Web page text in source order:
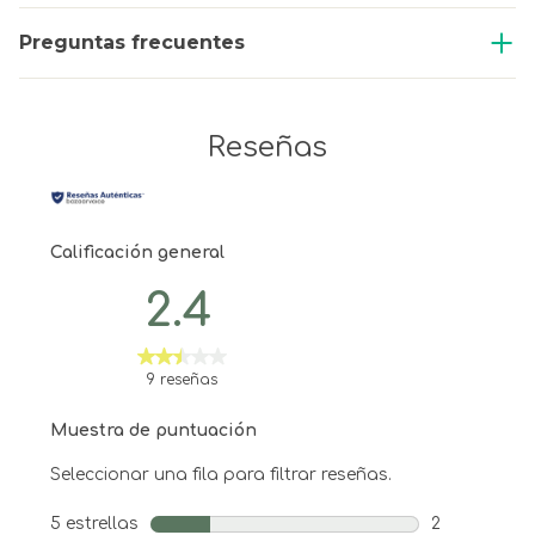
Preguntas frecuentes
Reseñas
Muestra de puntuación
Seleccionar una fila para filtrar reseñas.
5 estrellas estrellas
2
Calificación general
2.4
9 reseñas